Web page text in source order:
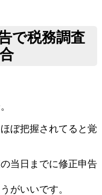
で税務調査
ぼ把握されてると覚
当日までに修正申告
がいいです。